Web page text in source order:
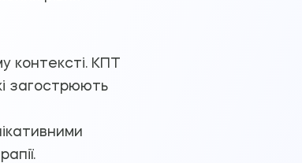
контексті. КПТ
загострюють